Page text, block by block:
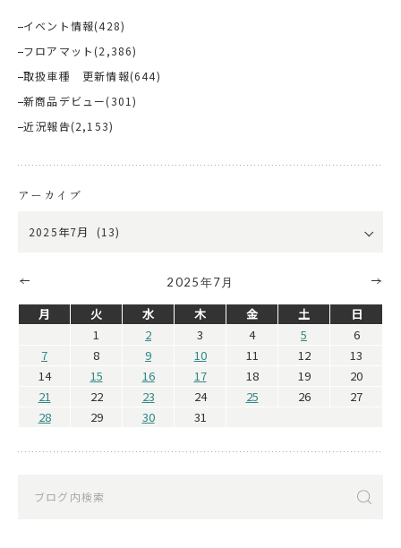
イベント情報(428)
フロアマット (2,386)
取扱車種 更新情報(644)
新商品デビュー(301)
近況報告(2,153)
アーカイブ
2025年7月
月 火 水 木 金 土
日
1
2 3 4 5
6
7
8 9 10 11 12
13
14
15 16 17 18 19
20
21
22 23 24 25 26
27
28
29 30 31